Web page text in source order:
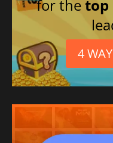
for thetop
4